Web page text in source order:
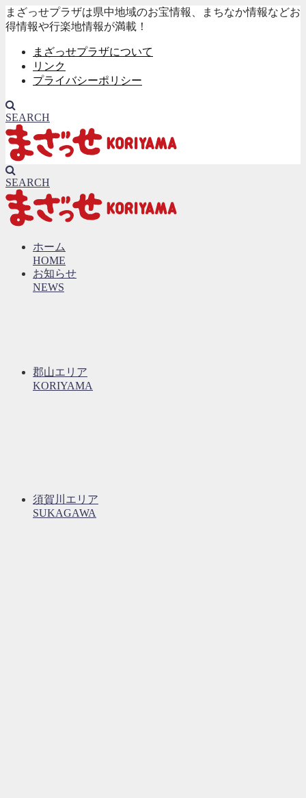
まざっせプラザは県中地域のお宝情報、まちなか情報などお
得情報や行楽地情報が満載！
まざっせプラザについて
リンク
プライバシーポリシー
SEARCH
SEARCH
ホーム
HOME
お知らせ
NEWS
郡山エリア
KORIYAMA
須賀川エリア
SUKAGAWA